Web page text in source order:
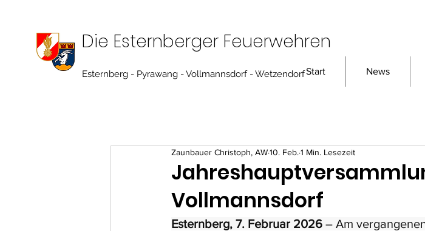
Die Esternberger Feuerwehren
Esternberg - Pyrawang - Vollmannsdorf - WetzendorfStart News
Vollmannsdorf
Zaunbauer Christoph, AW10. Feb. 1 Min. Lesezeit
Esternberg, 7. Februar 2026 – Am